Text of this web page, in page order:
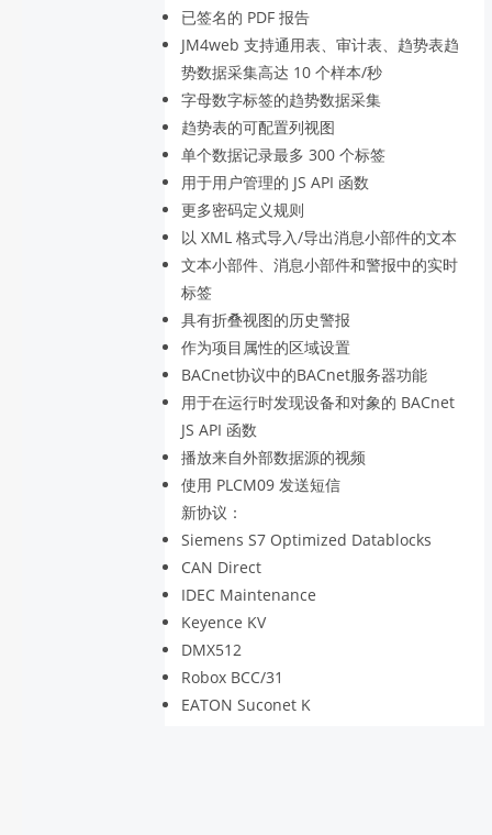
已签名的 PDF 报告
JM4web 支持通用表、审计表、趋势表趋
势数据采集高达 10 个样本/秒
字母数字标签的趋势数据采集
趋势表的可配置列视图
单个数据记录最多 300 个标签
用于用户管理的 JS API 函数
更多密码定义规则
以 XML 格式导入/导出消息小部件的文本
文本小部件、消息小部件和警报中的实时
标签
具有折叠视图的历史警报
作为项目属性的区域设置
BACnet协议中的BACnet服务器功能
用于在运行时发现设备和对象的 BACnet
JS API 函数
播放来自外部数据源的视频
使用 PLCM09 发送短信
新协议：
Siemens S7 Optimized Datablocks
CAN Direct
IDEC Maintenance
Keyence KV
DMX512
Robox BCC/31
EATON Suconet K